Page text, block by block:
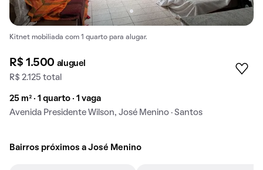
Kitnet mobiliada com 1 quarto para alugar.
R$ 1.500 aluguel
R$ 2.125 total
25 m² · 1 quarto · 1 vaga
Avenida Presidente Wilson, José Menino · Santos
Bairros próximos a José Menino